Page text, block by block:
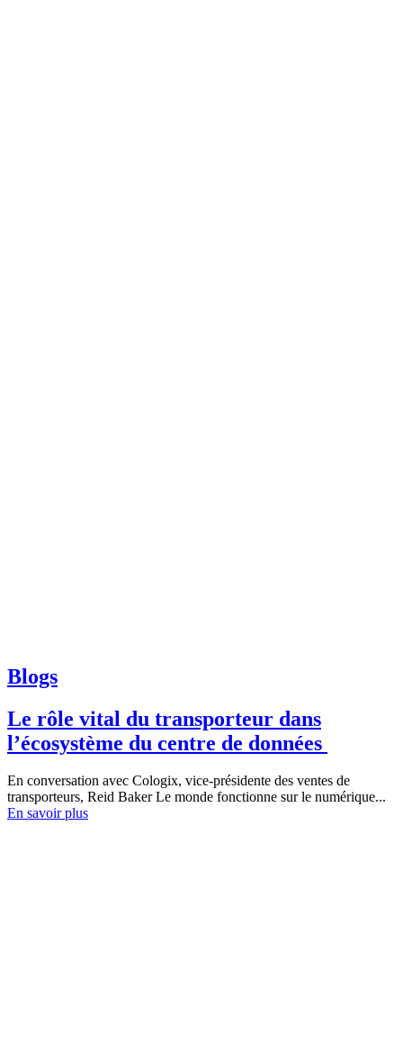
Blogs
Le rôle vital du transporteur dans
l’écosystème du centre de données
En conversation avec Cologix, vice-présidente des ventes de
transporteurs, Reid Baker Le monde fonctionne sur le numérique...
En savoir plus